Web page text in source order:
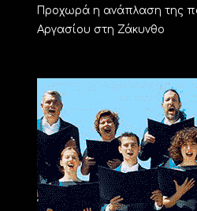
Προχωρά η ανάπλαση της
Αργασίου στη Ζάκυνθο